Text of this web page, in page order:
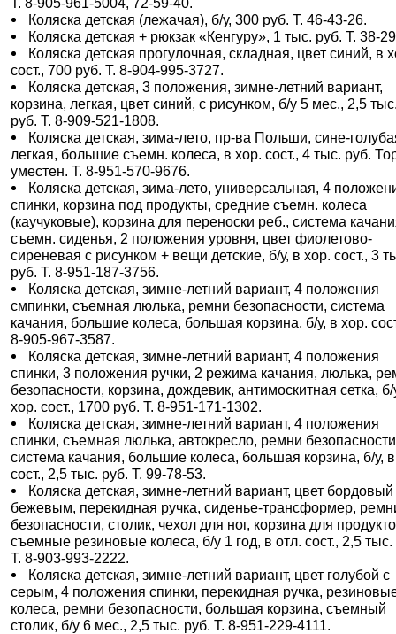
Коляска детская (лежачая), б/у, 300 руб. Т. 46-43-26.
Коляска детская + рюкзак «Кенгуру», 1 тыс. руб. Т. 38-
Коляска детская прогулочная, складная, цвет синий, в
сост., 700 руб. Т. 8-904-995-3727.
Коляска детская, 3 положения, зимне-летний вариант,
корзина, легкая, цвет синий, с рисунком, б/у 5 мес., 2,5
руб. Т. 8-909-521-1808.
Коляска детская, зима-лето, пр-ва Польши, сине-
легкая, большие съемн. колеса, в хор. сост., 4 тыс. руб.
уместен. Т. 8-951-570-9676.
Коляска детская, зима-лето, универсальная, 4
спинки, корзина под продукты, средние съемн. колеса
(каучуковые), корзина для переноски реб., система
съемн. сиденья, 2 положения уровня, цвет фиолетово-
сиреневая с рисунком + вещи детские, б/у, в хор. сост., 3
руб. Т. 8-951-187-3756.
Коляска детская, зимне-летний вариант, 4 положения
смпинки, съемная люлька, ремни безопасности, система
качания, большие колеса, большая корзина, б/у, в хор.
8-905-967-3587.
Коляска детская, зимне-летний вариант, 4 положения
спинки, 3 положения ручки, 2 режима качания, люлька,
безопасности, корзина, дождевик, антимоскитная сетка, б/
хор. сост., 1700 руб. Т. 8-951-171-1302.
Коляска детская, зимне-летний вариант, 4 положения
спинки, съемная люлька, автокресло, ремни
система качания, большие колеса, большая корзина, б/у,
сост., 2,5 тыс. руб. Т. 99-78-53.
Коляска детская, зимне-летний вариант, цвет бордовый
бежевым, перекидная ручка, сиденье-трансформер,
безопасности, столик, чехол для ног, корзина для
съемные резиновые колеса, б/у 1 год, в отл. сост., 2,5 тыс.
Т. 8-903-993-2222.
Коляска детская, зимне-летний вариант, цвет голубой с
серым, 4 положения спинки, перекидная ручка,
колеса, ремни безопасности, большая корзина, съемный
столик, б/у 6 мес., 2,5 тыс. руб. Т. 8-951-229-4111.